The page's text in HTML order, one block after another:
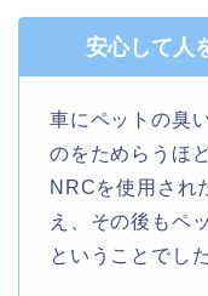
安心して人
車にペットの臭
のをためらうほ
NRCを使用され
え、その後もペ
ということでした